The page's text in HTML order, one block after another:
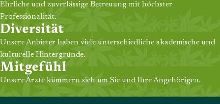
Ehrliche und zuverlässige Betreuung mit höchster
Professionalität.
Diversität
Unsere Anbieter haben viele unterschiedliche akademische und
kulturelle Hintergründe.
Mitgefühl
Unsere Ärzte kümmern sich um Sie und Ihre Angehörigen.